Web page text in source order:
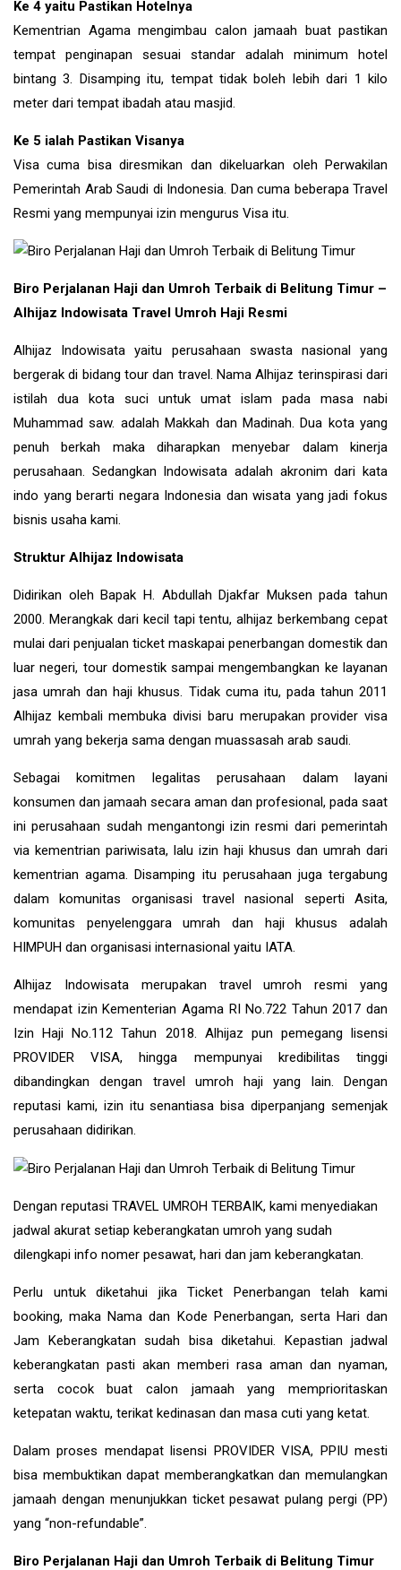
Ke 4 yaitu Pastikan Hotelnya
Kementrian Agama mengimbau calon jamaah buat pastikan
tempat penginapan sesuai standar adalah minimum hotel
bintang 3. Disamping itu, tempat tidak boleh lebih dari 1 kilo
meter dari tempat ibadah atau masjid.
Ke 5 ialah Pastikan Visanya
Visa cuma bisa diresmikan dan dikeluarkan oleh Perwakilan
Pemerintah Arab Saudi di Indonesia. Dan cuma beberapa Travel
Resmi yang mempunyai izin mengurus Visa itu.
Biro Perjalanan Haji dan Umroh Terbaik di Belitung Timur –
Alhijaz Indowisata Travel Umroh Haji Resmi
Alhijaz Indowisata yaitu perusahaan swasta nasional yang
bergerak di bidang tour dan travel. Nama Alhijaz terinspirasi dari
istilah dua kota suci untuk umat islam pada masa nabi
Muhammad saw. adalah Makkah dan Madinah. Dua kota yang
penuh berkah maka diharapkan menyebar dalam kinerja
perusahaan. Sedangkan Indowisata adalah akronim dari kata
indo yang berarti negara Indonesia dan wisata yang jadi fokus
bisnis usaha kami.
Struktur Alhijaz Indowisata
Didirikan oleh Bapak H. Abdullah Djakfar Muksen pada tahun
2000. Merangkak dari kecil tapi tentu, alhijaz berkembang cepat
mulai dari penjualan ticket maskapai penerbangan domestik dan
luar negeri, tour domestik sampai mengembangkan ke layanan
jasa umrah dan haji khusus. Tidak cuma itu, pada tahun 2011
Alhijaz kembali membuka divisi baru merupakan provider visa
umrah yang bekerja sama dengan muassasah arab saudi.
Sebagai komitmen legalitas perusahaan dalam layani
konsumen dan jamaah secara aman dan profesional, pada saat
ini perusahaan sudah mengantongi izin resmi dari pemerintah
via kementrian pariwisata, lalu izin haji khusus dan umrah dari
kementrian agama. Disamping itu perusahaan juga tergabung
dalam komunitas organisasi travel nasional seperti Asita,
komunitas penyelenggara umrah dan haji khusus adalah
HIMPUH dan organisasi internasional yaitu IATA.
Alhijaz Indowisatamerupakan travel umroh resmi yang
mendapat izin Kementerian Agama RI No.722 Tahun 2017 dan
Izin Haji No.112 Tahun 2018. Alhijaz pun pemegang lisensi
PROVIDER VISA, hingga mempunyai kredibilitas tinggi
dibandingkan dengan travel umroh haji yang lain. Dengan
reputasi kami, izin itu senantiasa bisa diperpanjang semenjak
perusahaan didirikan.
Dengan reputasi TRAVEL UMROH TERBAIK, kami menyediakan
jadwal akurat setiap keberangkatan umroh yang sudah
dilengkapi info nomer pesawat, hari dan jam keberangkatan.
Perlu untuk diketahui jika Ticket Penerbangan telah kami
booking, maka Nama dan Kode Penerbangan, serta Hari dan
Jam Keberangkatan sudah bisa diketahui. Kepastian jadwal
keberangkatan pasti akan memberi rasa aman dan nyaman,
serta cocok buat calon jamaah yang memprioritaskan
ketepatan waktu, terikat kedinasan dan masa cuti yang ketat.
Dalam proses mendapat lisensi PROVIDER VISA, PPIU mesti
bisa membuktikan dapat memberangkatkan dan memulangkan
jamaah dengan menunjukkan ticket pesawat pulang pergi (PP)
yang “non-refundable”.
Biro Perjalanan Haji dan Umroh Terbaik di Belitung Timur